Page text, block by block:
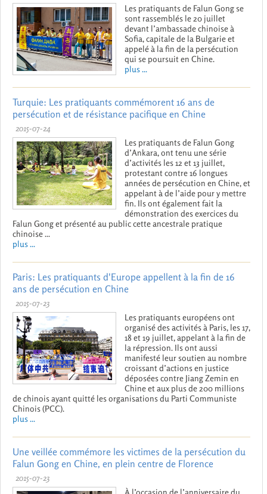
Les pratiquants de Falun Gong se
sont rassemblés le 20 juillet
devant l’ambassade chinoise à
Sofia, capitale de la Bulgarie et
appelé à la fin de la persécution
qui se poursuit en Chine.
plus ...
Turquie: Les pratiquants commémorent 16 ans de
persécution et de résistance pacifique en Chine
2015-07-24
Les pratiquants de Falun Gong
d’Ankara, ont tenu une série
d’activités les 12 et 13 juillet,
protestant contre 16 longues
années de persécution en Chine, et
appelant à de l’aide pour y mettre
fin. Ils ont également fait la
démonstration des exercices du
Falun Gong et présenté au public cette ancestrale pratique
chinoise ...
plus ...
Paris: Les pratiquants d'Europe appellent à la fin de 16
ans de persécution en Chine
2015-07-23
Les pratiquants européens ont
organisé des activités à Paris, les 17,
18 et 19 juillet, appelant à la fin de
la répression. Ils ont aussi
manifesté leur soutien au nombre
croissant d’actions en justice
déposées contre Jiang Zemin en
Chine et aux plus de 200 millions
de chinois ayant quitté les organisations du Parti Communiste
Chinois (PCC).
plus ...
Une veillée commémore les victimes de la persécution du
Falun Gong en Chine, en plein centre de Florence
2015-07-23